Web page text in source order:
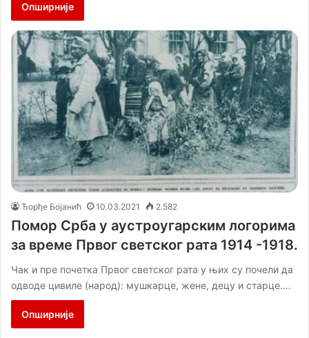
Опширније
Ђорђе Бојанић 10.03.2021 2.582
Помор Срба у аустроугарским логорима
за време Првог светског рата 1914 -1918.
Чак и пре почетка Првог светског рата у њих су почели да
одводе цивиле (народ): мушкарце, жене, децу и старце.…
Опширније